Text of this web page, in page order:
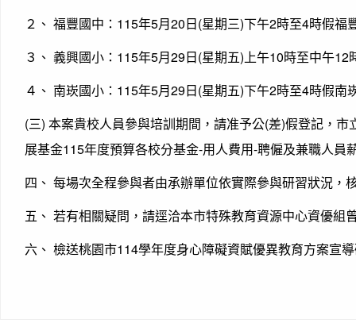
２、 福豐國中：115年5月20日(星期三)下午2時至4時假福
３、 義興國小：115年5月29日(星期五)上午10時至中午12
４、 南崁國小：115年5月29日(星期五)下午2時至4時假南
(三) 本案貴校人員參與培訓期間，請准予公(差)假登記，
展基金115年度預算各校分基金-用人費用-聘僱及兼職人員
四、 每場次全程參與者由承辦單位依實際參與研習狀況，
五、 若有相關疑問，請逕洽本市特殊教育資源中心資優組
六、 檢送桃園市114學年度身心障礙資賦優異教育方案宣